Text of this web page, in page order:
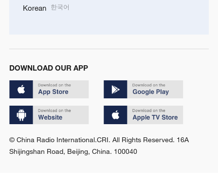
Korean 한국어
DOWNLOAD OUR APP
© China Radio International.CRI. All Rights Reserved. 16A
Shijingshan Road, Beijing, China. 100040